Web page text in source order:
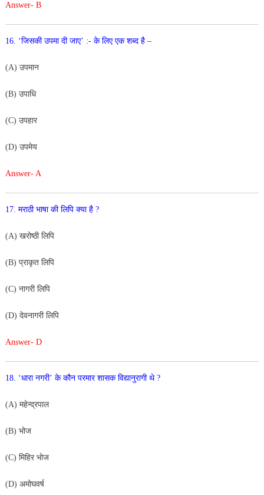
Answer- B
16. ‘जिसकी उपमा दी जाए’ :- के लिए एक शब्द है –
(A) उपमान
(B) उपाधि
(C) उपहार
(D) उपमेय
Answer- A
17. मराठी भाषा की लिपि क्या है ?
(A) खरोष्ठी लिपि
(B) प्राकृत लिपि
(C) नागरी लिपि
(D) देवनागरी लिपि
Answer- D
18. ‘धारा नगरी’ के कौन परमार शासक विद्यानुरागी थे ?
(A) महेन्द्रपाल
(B) भोज
(C) मिहिर भोज
(D) अमोघवर्ष